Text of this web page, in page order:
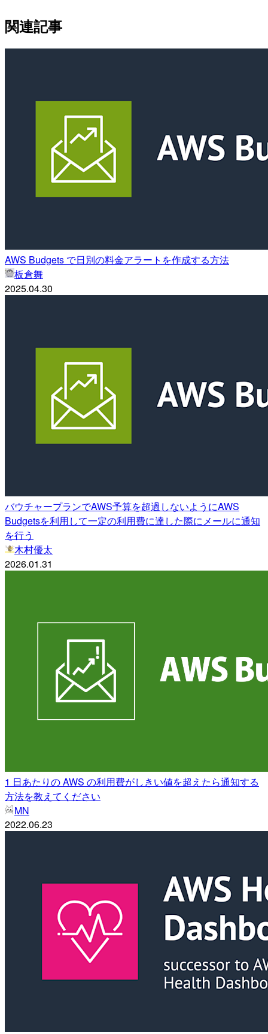
関連記事
AWS Budgets で日別の料金アラートを作成する方法
板倉舞
2025.04.30
バウチャープランでAWS予算を超過しないようにAWS
Budgetsを利用して一定の利用費に達した際にメールに通知
を行う
木村優太
2026.01.31
1 日あたりの AWS の利用費がしきい値を超えたら通知する
方法を教えてください
MN
2022.06.23